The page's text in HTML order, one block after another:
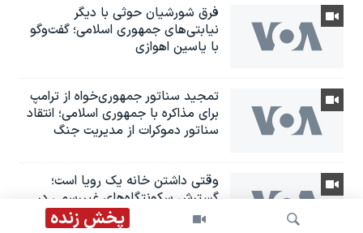
پخش زنده
فرق شورشیان حوثی با دیگر
نیابتی‌های جمهوری اسلامی؛ گفت‌وگو
با یاسین اهوازی
تمجید سناتور جمهوری‌خواه از ترامپ
برای مذاکره با جمهوری اسلامی؛ انتقاد
سناتور دموکرات از مدیریت جنگ
وقتی داشتن خانه یک رویا است؛
گسترش سکونتگاه‌های غیررسمی در
ایران